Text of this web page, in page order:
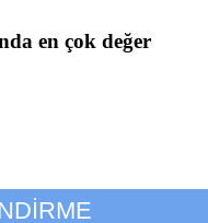
en çok değer